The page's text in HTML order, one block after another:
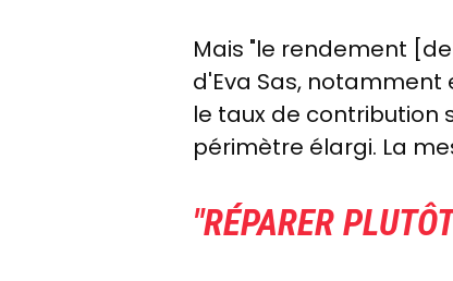
Mais "le rendement
d'Eva Sas,
le taux de contribution
périmètre élargi. La
"RÉPARER